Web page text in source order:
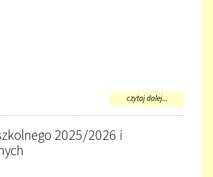
czytaj dalej...na
temat:
Listy
2025/2026 i